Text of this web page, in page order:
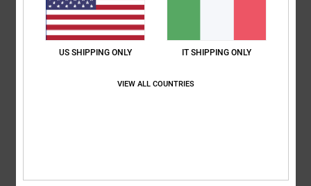
US SHIPPING ONLY IT SHIPPING ONLY
VIEW ALL COUNTRIES